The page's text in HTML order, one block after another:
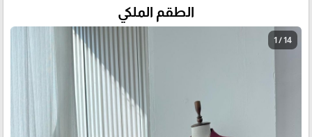
الطقم الملكي
1 / 14